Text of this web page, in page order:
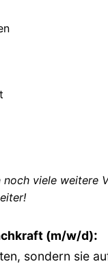
viele weitere
(m/w/d):
sondern sie